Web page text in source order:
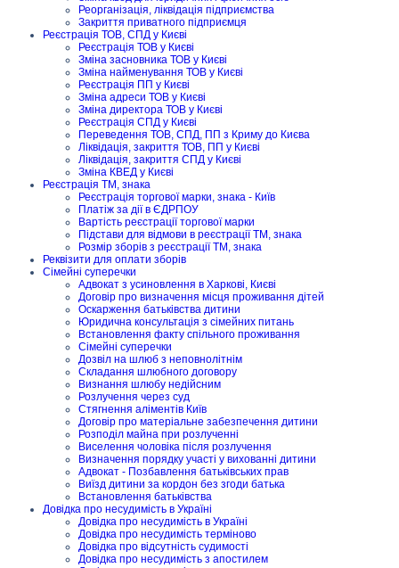
Реорганізація, ліквідація підприємства
Закриття приватного підприємця
Реєстрація ТОВ, СПД у Києві
Реєстрація ТОВ у Києві
Зміна засновника ТОВ у Києві
Зміна найменування ТОВ у Києві
Реєстрація ПП у Києві
Зміна адреси ТОВ у Києві
Зміна директора ТОВ у Києві
Реєстрація СПД у Києві
Переведення ТОВ, СПД, ПП з Криму до Києва
Ліквідація, закриття ТОВ, ПП у Києві
Ліквідація, закриття СПД у Києві
Зміна КВЕД у Києві
Реєстрація ТМ, знака
Реєстрація торгової марки, знака - Київ
Платіж за дії в ЄДРПОУ
Вартість реєстрації торгової марки
Підстави для відмови в реєстрації ТМ, знака
Розмір зборів з реєстрації ТМ, знака
Реквізити для оплати зборів
Сімейні суперечки
Адвокат з усиновлення в Харкові, Києві
Договір про визначення місця проживання дітей
Оскарження батьківства дитини
Юридична консультація з сімейних питань
Встановлення факту спільного проживання
Сімейні суперечки
Дозвіл на шлюб з неповнолітнім
Складання шлюбного договору
Визнання шлюбу недійсним
Розлучення через суд
Стягнення аліментів Київ
Договір про матеріальне забезпечення дитини
Розподіл майна при розлученні
Виселення чоловіка після розлучення
Визначення порядку участі у вихованні дитини
Адвокат - Позбавлення батьківських прав
Виїзд дитини за кордон без згоди батька
Встановлення батьківства
Довідка про несудимість в Україні
Довідка про несудимість в Україні
Довідка про несудимість терміново
Довідка про відсутність судимості
Довідка про несудимість з апостилем